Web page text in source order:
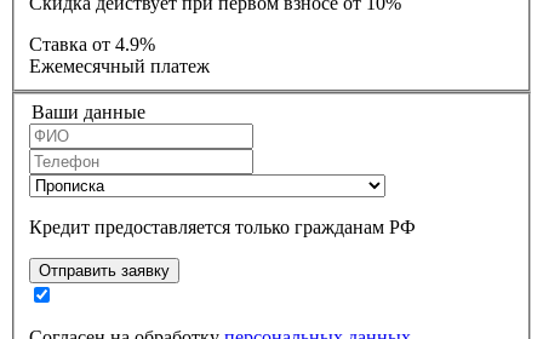
Ставка
от 4.9%
Ежемесячный платеж
Ваши данные
Кредит предоставляется только гражданам РФ
Отправить заявку